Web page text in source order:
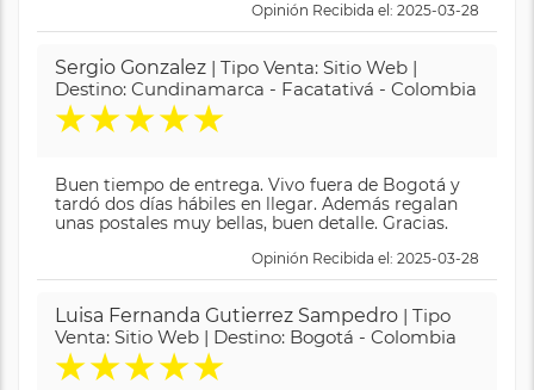
Opinión Recibida el: 2025-03-28
Sergio Gonzalez | Tipo Venta: Sitio Web |
Destino: Cundinamarca - Facatativá - Colombia
★★★★★
Buen tiempo de entrega. Vivo fuera de Bogotá y
tardó dos días hábiles en llegar. Además regalan
unas postales muy bellas, buen detalle. Gracias.
Opinión Recibida el: 2025-03-28
Luisa Fernanda Gutierrez Sampedro | Tipo
Venta: Sitio Web | Destino: Bogotá - Colombia
★★★★★